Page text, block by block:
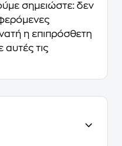
σημειώστε: δεν
η επιπρόσθετη
τις